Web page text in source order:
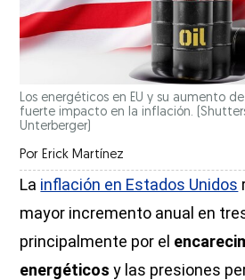
Los energéticos en EU y su aumento
fuerte impacto en la inflación.
Unterberger)
Por Erick Martínez
La inflación en Estados Unidos
mayor incremento anual en
principalmente por el
energéticos y las presiones